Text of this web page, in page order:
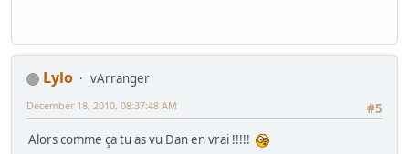
Lylo
vArranger
#5
December 18, 2010, 08:37:48 AM
Alors comme ça tu as vu Dan en vrai !!!!!